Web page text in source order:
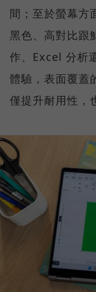
間；至於螢幕方
黑色、高對比跟
作、Excel 分析
體驗，表面覆
僅提升耐用性，